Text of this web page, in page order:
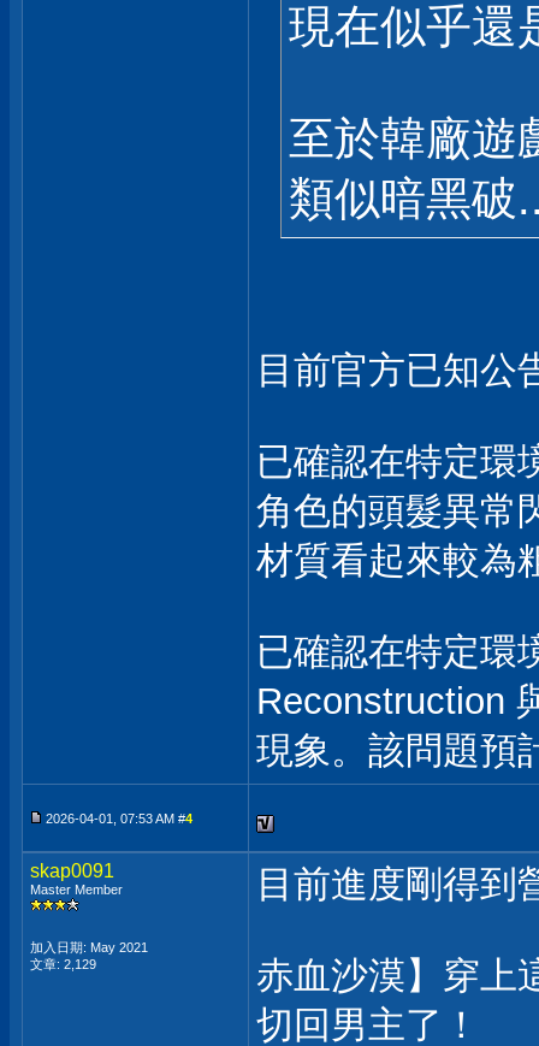
現在似乎還
至於韓廠遊
類似暗黑破
目前官方已知公
已確認在特定環
角色的頭髮異常
材質看起來較為
已確認在特定環
Reconstruction
現象。該問題預
2026-04-01, 07:53 AM #4
skap0091
Master Member
加入日期: May 2021
文章: 2,129
目前進度剛得到
赤血沙漠】穿上
切回男主了！